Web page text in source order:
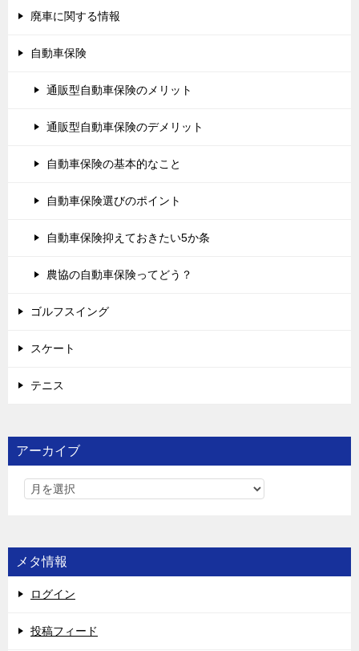
廃車に関する情報
自動車保険
通販型自動車保険のメリット
通販型自動車保険のデメリット
自動車保険の基本的なこと
自動車保険選びのポイント
自動車保険抑えておきたい5か条
農協の自動車保険ってどう？
ゴルフスイング
スケート
テニス
アーカイブ
メタ情報
ログイン
投稿フィード